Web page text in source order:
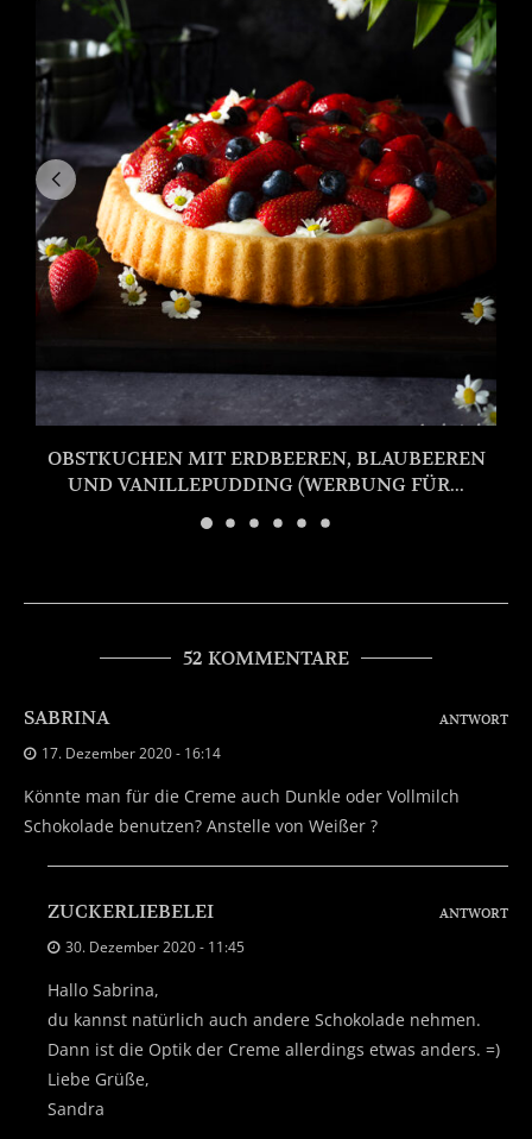
OBSTKUCHEN MIT ERDBEEREN, BLAUBEEREN
UND VANILLEPUDDING (WERBUNG FÜR...
52 KOMMENTARE
SABRINA
17. Dezember 2020 - 16:14
Könnte man für die Creme auch Dunkle oder Vollmilch
Schokolade benutzen? Anstelle von Weißer ?
ANTWORT
ZUCKERLIEBELEI
30. Dezember 2020 - 11:45
Hallo Sabrina,
du kannst natürlich auch andere Schokolade nehmen.
Dann ist die Optik der Creme allerdings etwas anders. =)
Liebe Grüße,
Sandra
ANTWORT